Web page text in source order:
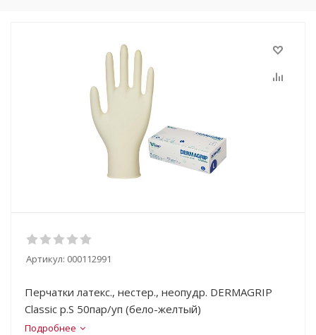
Артикул: 000112991
Перчатки латекс., нестер., неопудр. DERMAGRIP
Classic р.S 50пар/уп (бело-желтый)
Подробнее